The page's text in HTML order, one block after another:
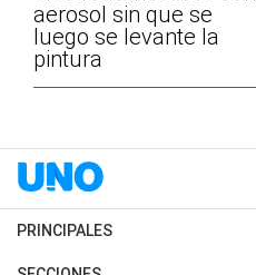
aerosol sin que se
luego se levante la
pintura
PRINCIPALES